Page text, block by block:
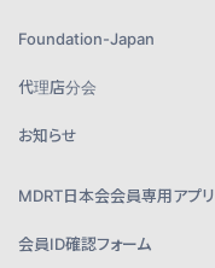
Foundation-Japan
代理店分会
お知らせ
MDRT日本会会員専用アプリ
会員ID確認フォーム